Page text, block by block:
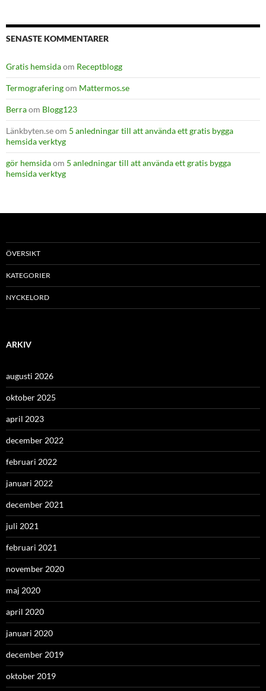
SENASTE KOMMENTARER
Gratis hemsidaom Receptblogg
Termograferingom Mattermos.se
Berraom Blogg123
Länkbyten.seom 5 anledningar till att använda ett gratis bygga
hemsida verktyg
gör hemsidaom 5 anledningar till att använda ett gratis bygga
hemsida verktyg
ÖVERSIKT
KATEGORIER
NYCKELORD
ARKIV
augusti 2026
oktober 2025
april 2023
december 2022
februari 2022
januari 2022
december 2021
juli 2021
februari 2021
november 2020
maj 2020
april 2020
januari 2020
december 2019
oktober 2019